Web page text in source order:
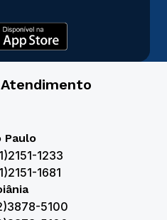
Paulo
1233
1681
5100